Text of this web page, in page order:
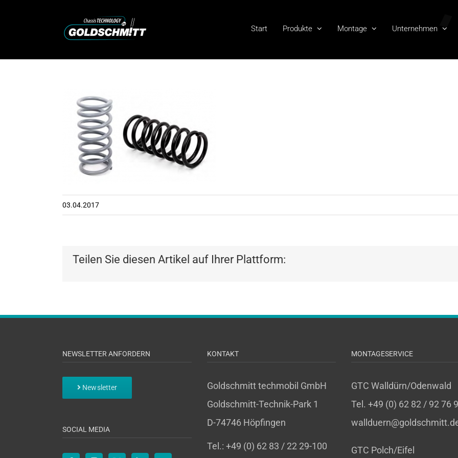
Start Produkte Montage Unternehmen
03.04.2017
Teilen Sie diesen Artikel auf Ihrer Plattform:
NEWSLETTER ANFORDERN
Newsletter
SOCIAL MEDIA
KONTAKT
Goldschmitt techmobil GmbH
Goldschmitt-Technik-Park 1
D-74746 Höpfingen
Tel.: +49 (0) 62 83 / 22 29-100
MONTAGESERVICE
GTC Walldürn/Odenwald
Tel. +49 (0) 62 82 / 92 76
GTC Polch/Eifel